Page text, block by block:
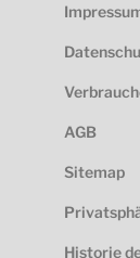
AGB
Sitemap
Historie